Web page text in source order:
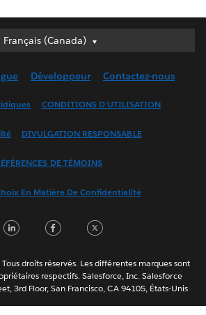
Français (Canada)
Français (Canada)
English (UK)
Français (France)
한국어
Português
ไทย
简体中文
Développeur Contactez-nous
CONDITIONS D’UTILISATION
DIVULGATION RESPONSABLE
DE TÉMOINS
En Matière De Confidentialité
LinkedInFacebook
droits réservés. Les différentes marques sont
respectifs. Salesforce, Inc. Salesforce
3rd Floor, San Francisco, CA 94105, États-Unis